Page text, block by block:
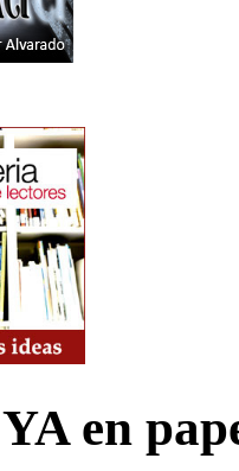
en